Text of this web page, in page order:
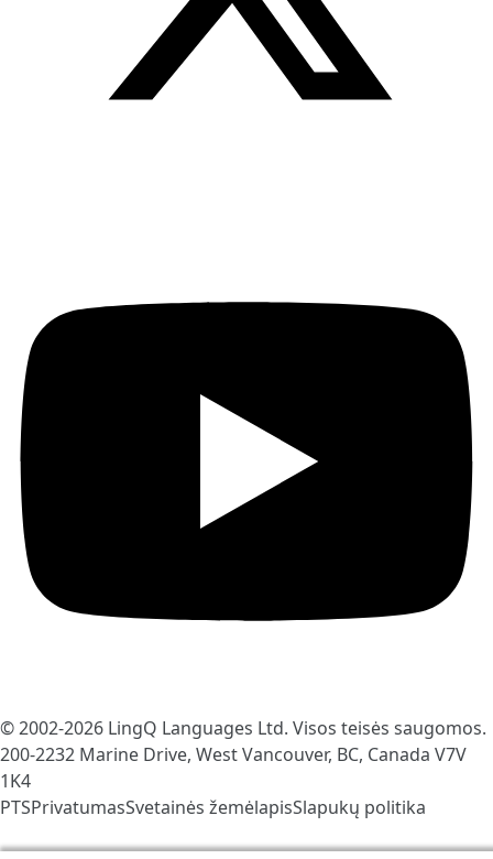
© 2002-2026 LingQ Languages Ltd. Visos teisės saugomos.
200-2232 Marine Drive, West Vancouver, BC, Canada V7V
1K4
PTSPrivatumasSvetainės žemėlapisSlapukų politika